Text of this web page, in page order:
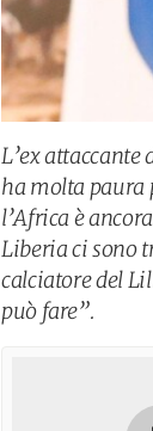
L’ex
ha molta paura
l’Africa è
Liberia ci sono
calciatore del
può fare”.